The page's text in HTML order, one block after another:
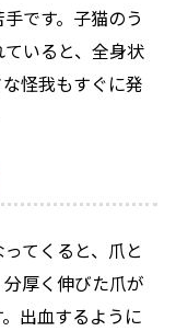
です。子猫のう
いると、全身状
怪我もすぐに発
てくると、爪と
厚く伸びた爪が
出血するように